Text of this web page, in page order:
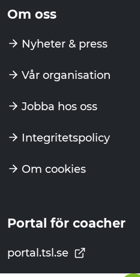
Om oss
Nyheter & press
Vår organisation
Jobba hos oss
Integritetspolicy
Om cookies
Portal för coacher
portal.tsl.se